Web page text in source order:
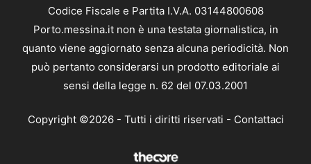
Codice Fiscale e Partita I.V.A. 03144800608
Porto.messina.it non è una testata giornalistica, in
quanto viene aggiornato senza alcuna periodicità. Non
può pertanto considerarsi un prodotto editoriale ai
sensi della legge n. 62 del 07.03.2001
Copyright ©2026 - Tutti i diritti riservati - Contattaci